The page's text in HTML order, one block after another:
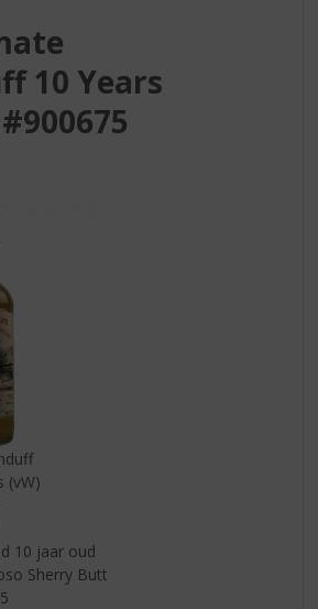
10 Years
(vW)
10 jaar oud
Sherry Butt